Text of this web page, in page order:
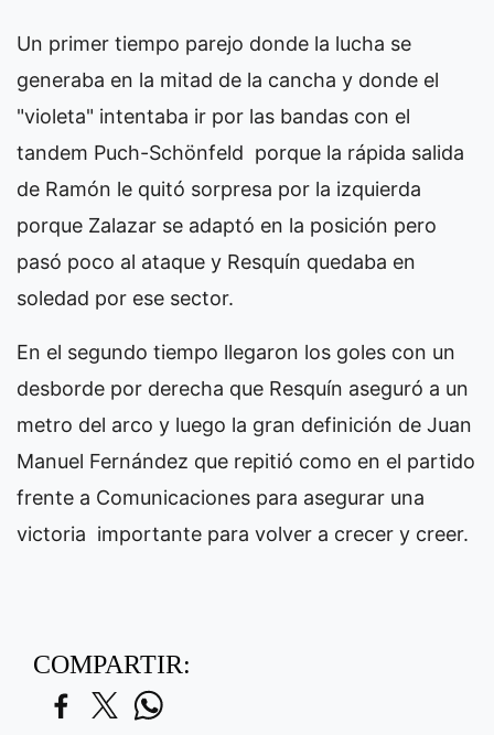
Un primer tiempo parejo donde la lucha se
generaba en la mitad de la cancha y donde el
"violeta" intentaba ir por las bandas con el
tandem Puch-Schönfeld porque la rápida salida
de Ramón le quitó sorpresa por la izquierda
porque Zalazar se adaptó en la posición pero
pasó poco al ataque y Resquín quedaba en
soledad por ese sector.
En el segundo tiempo llegaron los goles con un
desborde por derecha que Resquín aseguró a un
metro del arco y luego la gran definición de Juan
Manuel Fernández que repitió como en el partido
frente a Comunicaciones para asegurar una
victoria importante para volver a crecer y creer.
COMPARTIR: